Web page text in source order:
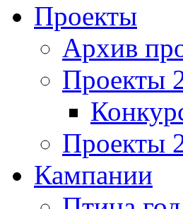
Проекты
Архив
Проекты
Проекты
Кампании